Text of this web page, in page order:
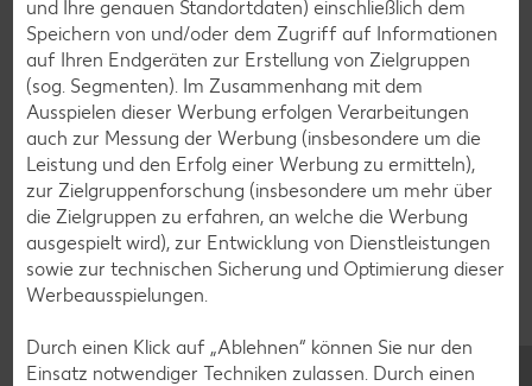
Frühstücksrezepte
Salat-Rezepte
Spargel-Rezepte
Fleisch-Rezepte
Fisch-Rezepte
Geflügel-Rezepte
Lamm-Rezepte
Grill-Rezepte
und Ihre genauen Standortdaten) einschließlich dem
Speichern von und/oder dem Zugriff auf Informationen
auf Ihren Endgeräten zur Erstellung von Zielgruppen
(sog. Segmenten). Im Zusammenhang mit dem
Ausspielen dieser Werbung erfolgen Verarbeitungen
auch zur Messung der Werbung (insbesondere um die
Leistung und den Erfolg einer Werbung zu ermitteln),
zur Zielgruppenforschung (insbesondere um mehr über
die Zielgruppen zu erfahren, an welche die Werbung
ausgespielt wird), zur Entwicklung von Dienstleistungen
sowie zur technischen Sicherung und Optimierung dieser
Werbeausspielungen.
Durch einen Klick auf „Ablehnen“ können Sie nur den
Einsatz notwendiger Techniken zulassen. Durch einen